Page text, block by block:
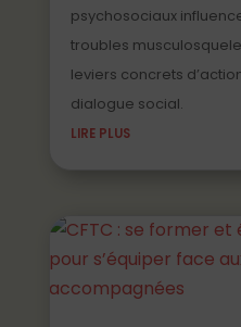
psychosociaux
troubles
leviers concrets
dialogue social.
LIRE PLUS